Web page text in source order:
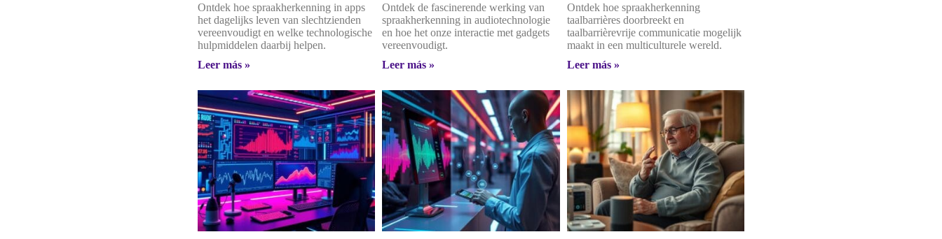
Ontdek hoe spraakherkenning in apps
het dagelijks leven van slechtzienden
vereenvoudigt en welke technologische
hulpmiddelen daarbij helpen.
Leer más »
Ontdek de fascinerende werking van
spraakherkenning in audiotechnologie
en hoe het onze interactie met gadgets
vereenvoudigt.
Leer más »
Ontdek hoe spraakherkenning
taalbarrières doorbreekt en
taalbarrièrevrije communicatie mogelijk
maakt in een multiculturele wereld.
Leer más »